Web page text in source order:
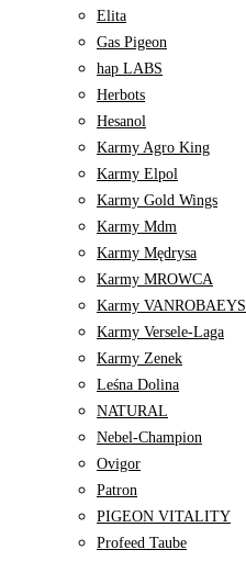
Elita
Gas Pigeon
hap LABS
Herbots
Hesanol
Karmy Agro King
Karmy Elpol
Karmy Gold Wings
Karmy Mdm
Karmy Mędrysa
Karmy MROWCA
Karmy VANROBAEYS
Karmy Versele-Laga
Karmy Zenek
Leśna Dolina
NATURAL
Nebel-Champion
Ovigor
Patron
PIGEON VITALITY
Profeed Taube